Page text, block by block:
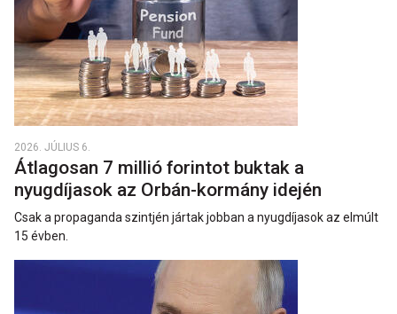
2026. JÚLIUS 6.
Átlagosan 7 millió forintot buktak a
nyugdíjasok az Orbán-kormány idején
Csak a propaganda szintjén jártak jobban a nyugdíjasok az elmúlt
15 évben.